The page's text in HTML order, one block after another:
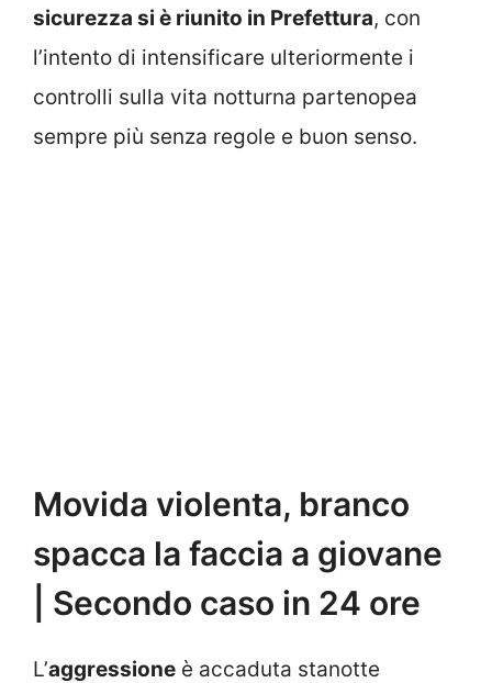
sicurezza si è riunito in Prefettura, con
l’intento di intensificare ulteriormente i
controlli sulla vita notturna partenopea
sempre più senza regole e buon senso.
Movida violenta, branco
spacca la faccia a giovane
| Secondo caso in 24 ore
L’aggressione è accaduta stanotte